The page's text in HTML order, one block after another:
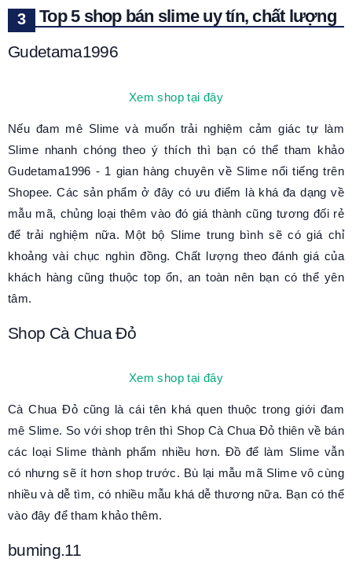
Top 5 shop bán slime uy tín, chất lượng
Gudetama1996
Xem shop tại đây
Nếu đam mê Slime và muốn trải nghiệm cảm giác tự làm
Slime nhanh chóng theo ý thích thì bạn có thể tham khảo
Gudetama1996 - 1 gian hàng chuyên về Slime nổi tiếng trên
Shopee. Các sản phẩm ở đây có ưu điểm là khá đa dạng về
mẫu mã, chủng loại thêm vào đó giá thành cũng tương đối rẻ
để trải nghiệm nữa. Một bộ Slime trung bình sẽ có giá chỉ
khoảng vài chục nghìn đồng. Chất lượng theo đánh giá của
khách hàng cũng thuộc top ổn, an toàn nên bạn có thể yên
tâm.
Shop Cà Chua Đỏ
Xem shop tại đây
Cà Chua Đỏ cũng là cái tên khá quen thuộc trong giới đam
mê Slime. So với shop trên thì Shop Cà Chua Đỏ thiên về bán
các loại Slime thành phẩm nhiều hơn. Đồ để làm Slime vẫn
có nhưng sẽ ít hơn shop trước. Bù lại mẫu mã Slime vô cùng
nhiều và dễ tìm, có nhiều mẫu khá dễ thương nữa. Bạn có thể
vào đây để tham khảo thêm.
buming.11